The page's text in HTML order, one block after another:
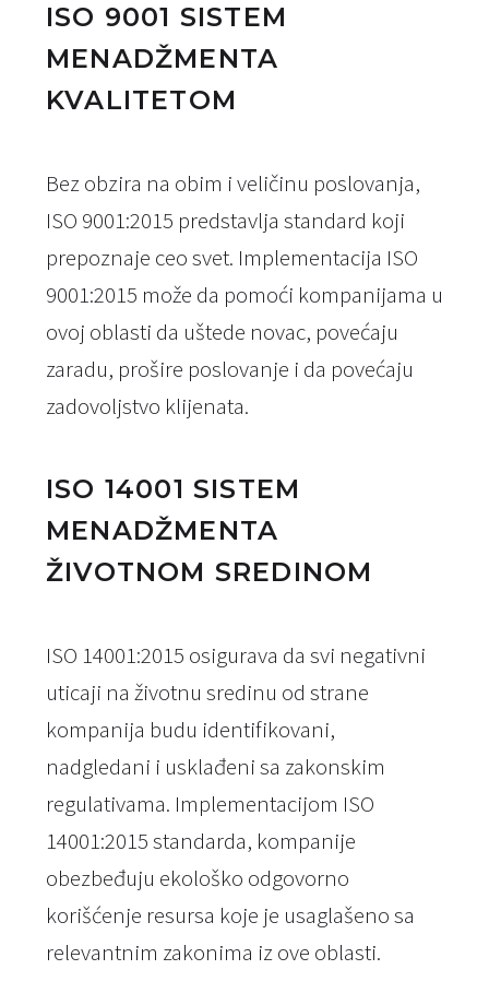
ISO 9001 SISTEM
MENADŽMENTA
KVALITETOM
Bez obzira na obim i veličinu poslovanja,
ISO 9001:2015 predstavlja standard koji
prepoznaje ceo svet. Implementacija ISO
9001:2015 može da pomoći kompanijama u
ovoj oblasti da uštede novac, povećaju
zaradu, prošire poslovanje i da povećaju
zadovoljstvo klijenata.
ISO 14001 SISTEM
MENADŽMENTA
ŽIVOTNOM SREDINOM
ISO 14001:2015 osigurava da svi negativni
uticaji na životnu sredinu od strane
kompanija budu identifikovani,
nadgledani i usklađeni sa zakonskim
regulativama. Implementacijom ISO
14001:2015 standarda, kompanije
obezbeđuju ekološko odgovorno
korišćenje resursa koje je usaglašeno sa
relevantnim zakonima iz ove oblasti.